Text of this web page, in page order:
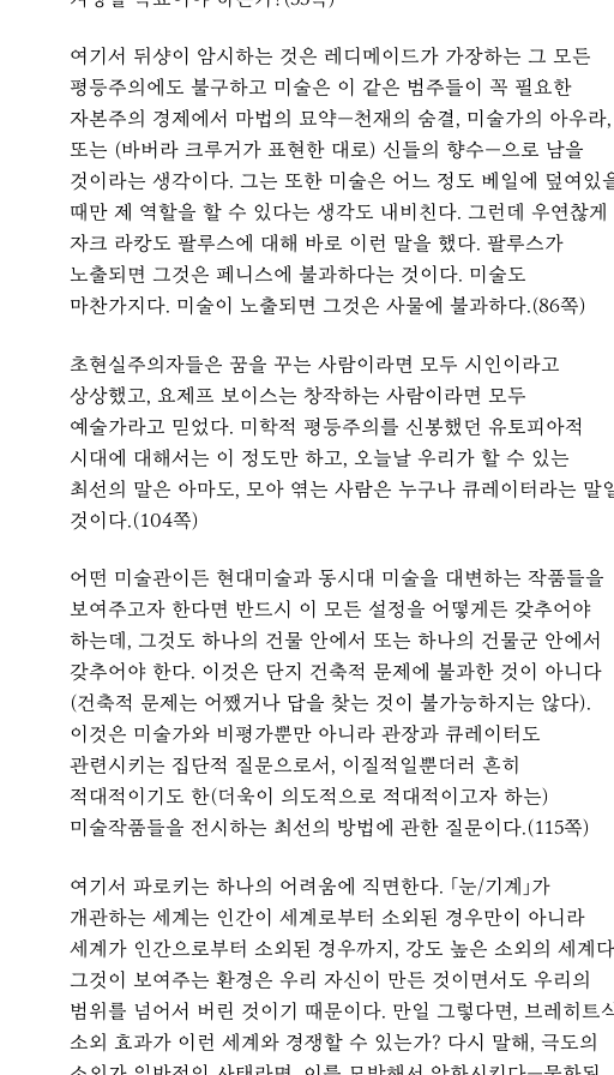
여기서 뒤샹이 암시하는 것은 레디메이드가 가장하는 그 모든
평등주의에도 불구하고 미술은 이 같은 범주들이 꼭 필요한
자본주의 경제에서 마법의 묘약—천재의 숨결, 미술가의 아우라,
또는 (바버라 크루거가 표현한 대로) 신들의 향수—으로 남을
것이라는 생각이다. 그는 또한 미술은 어느 정도 베일에 덮여있
때만 제 역할을 할 수 있다는 생각도 내비친다. 그런데 우연찮게
자크 라캉도 팔루스에 대해 바로 이런 말을 했다. 팔루스가
노출되면 그것은 페니스에 불과하다는 것이다. 미술도
마찬가지다. 미술이 노출되면 그것은 사물에 불과하다.(86쪽)
초현실주의자들은 꿈을 꾸는 사람이라면 모두 시인이라고
상상했고, 요제프 보이스는 창작하는 사람이라면 모두
예술가라고 믿었다. 미학적 평등주의를 신봉했던 유토피아적
시대에 대해서는 이 정도만 하고, 오늘날 우리가 할 수 있는
최선의 말은 아마도, 모아 엮는 사람은 누구나 큐레이터라는 말
것이다.(104쪽)
어떤 미술관이든 현대미술과 동시대 미술을 대변하는 작품들을
보여주고자 한다면 반드시 이 모든 설정을 어떻게든 갖추어야
하는데, 그것도 하나의 건물 안에서 또는 하나의 건물군 안에서
갖추어야 한다. 이것은 단지 건축적 문제에 불과한 것이 아니다
(건축적 문제는 어쨌거나 답을 찾는 것이 불가능하지는 않다).
이것은 미술가와 비평가뿐만 아니라 관장과 큐레이터도
관련시키는 집단적 질문으로서, 이질적일뿐더러 흔히
적대적이기도 한(더욱이 의도적으로 적대적이고자 하는)
미술작품들을 전시하는 최선의 방법에 관한 질문이다.(115쪽)
여기서 파로키는 하나의 어려움에 직면한다. 「눈/기계」가
개관하는 세계는 인간이 세계로부터 소외된 경우만이 아니라
세계가 인간으로부터 소외된 경우까지, 강도 높은 소외의 세계
그것이 보여주는 환경은 우리 자신이 만든 것이면서도 우리의
범위를 넘어서 버린 것이기 때문이다. 만일 그렇다면, 브레히트
소외 효과가 이런 세계와 경쟁할 수 있는가? 다시 말해, 극도의